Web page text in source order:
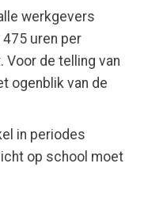
werkgevers
uren per
Voor de telling van
ogenblik van de
in periodes
op school moet